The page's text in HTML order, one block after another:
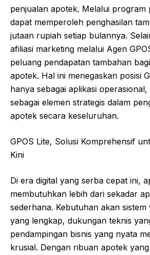
penjualan apotek. Melalui program
dapat memperoleh penghasilan
jutaan rupiah setiap bulannya.
afiliasi marketing melalui Agen
peluang pendapatan tambahan
apotek. Hal ini menegaskan posisi
hanya sebagai aplikasi
sebagai elemen strategis dalam
apotek secara keseluruhan.
GPOS Lite, Solusi Komprehensif
Kini
Di era digital yang serba cepat ini,
membutuhkan lebih dari sekadar
sederhana. Kebutuhan akan
yang lengkap, dukungan teknis
pendampingan bisnis yang nyata
krusial. Dengan ribuan apotek